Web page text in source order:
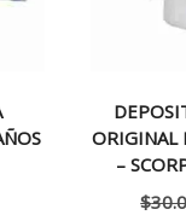
ORIGINAL
–
$